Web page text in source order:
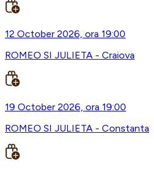
12 October 2026, ora 19:00
ROMEO SI JULIETA - Craiova
19 October 2026, ora 19:00
ROMEO SI JULIETA - Constanta